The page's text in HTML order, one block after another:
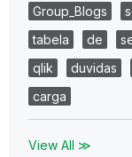
Group_Blogs
tabela
de
qlik
duvidas
carga
View All ≫